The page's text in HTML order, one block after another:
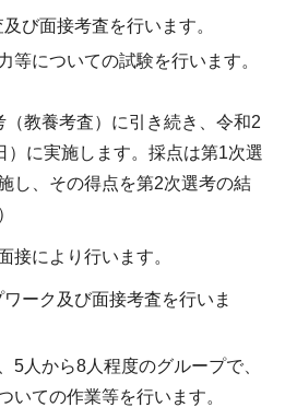
び面接考査を行います。
等についての試験を行います。
（教養考査）に引き続き、令和2
）に実施します。採点は第1次選
し、その得点を第2次選考の結
接により行います。
ーク及び面接考査を行いま
5人から8人程度のグループで、
いての作業等を行います。